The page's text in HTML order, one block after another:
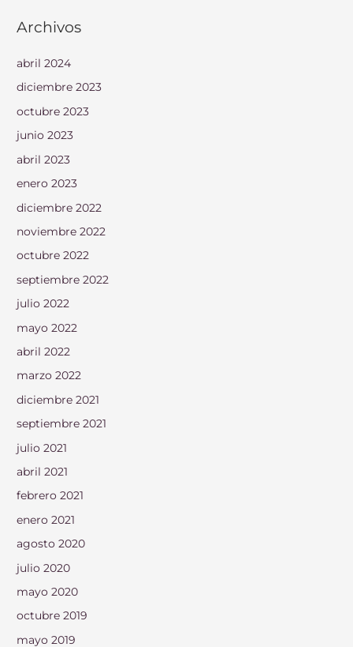
Archivos
abril 2024
diciembre 2023
octubre 2023
junio 2023
abril 2023
enero 2023
diciembre 2022
noviembre 2022
octubre 2022
septiembre 2022
julio 2022
mayo 2022
abril 2022
marzo 2022
diciembre 2021
septiembre 2021
julio 2021
abril 2021
febrero 2021
enero 2021
agosto 2020
julio 2020
mayo 2020
octubre 2019
mayo 2019